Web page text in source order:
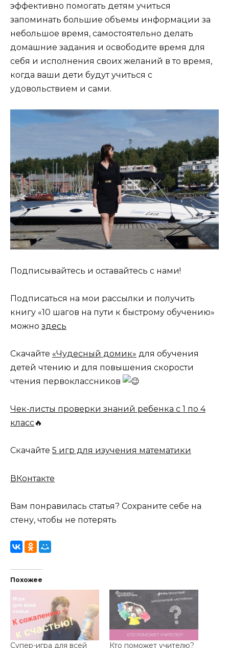
эффективно помогать детям учиться
запоминать большие объемы информации за
небольшое время, самостоятельно делать
домашние задания и освободите время для
себя и исполнения своих желаний в то время,
когда ваши дети будут учиться с
удовольствием и сами.
Подписывайтесь и оставайтесь с нами!
Подписаться на мои рассылки и получить
книгу «10 шагов на пути к быстрому обучению»
можно здесь
Скачайте «Чудесный домик» для обучения
детей чтению и для повышения скорости
чтения первоклассников
Чек-листы проверки знаний ребенка с 1 по 4
класс🔥
Скачайте 5 игр для изучения математики
ВКонтакте
Вам понравилась статья? Сохраните себе на
стену, чтобы не потерять
Похожее
Супер-игра для всей Кто поможет учителю?